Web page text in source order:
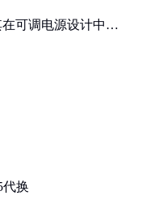
可调电源设计中的
代换